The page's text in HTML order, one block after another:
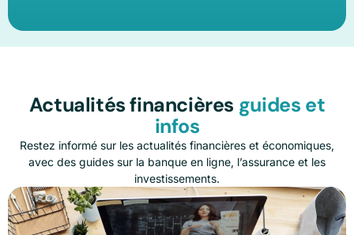
Actualités financières guides et
infos
Restez informé sur les actualités financières et économiques,
avec des guides sur la banque en ligne, l’assurance et les
investissements.